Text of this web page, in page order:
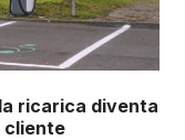
ricarica diventa
cliente